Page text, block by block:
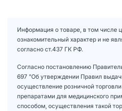
Информация о товаре, в том числе
ознакомительный характер и не
согласно ст.437 ГК РФ.
Согласно постановлению
697 "Об утверждении Правил
осуществление розничной
препаратами для медицинского
способом, осуществления такой